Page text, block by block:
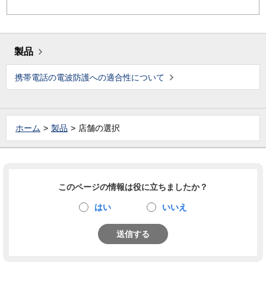
製品
携帯電話の電波防護への適合性について
ホーム 製品 店舗の選択
このページの情報は役に立ちましたか？
はい いいえ
送信する